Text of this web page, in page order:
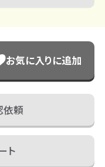
お気に入りに追加
依頼
ト